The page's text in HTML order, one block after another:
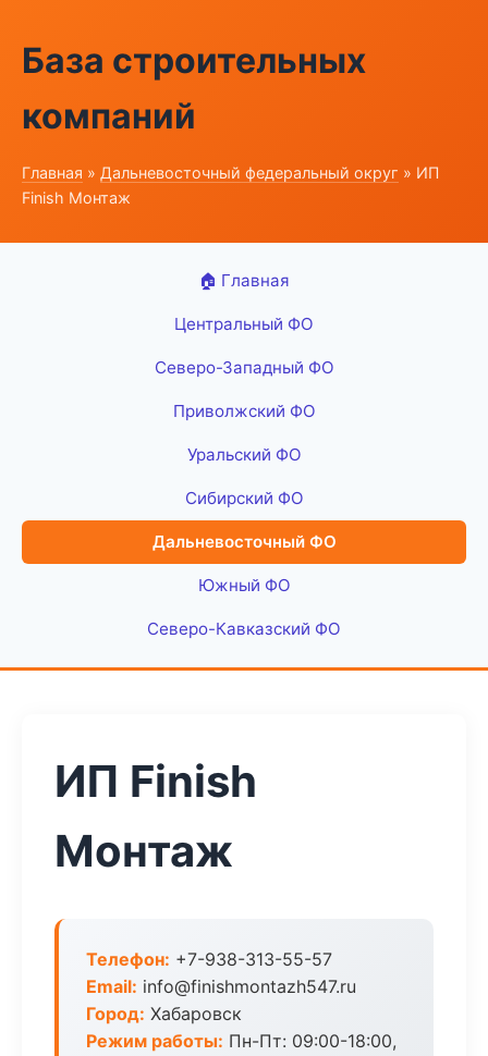
База строительных
компаний
Главная » Дальневосточный федеральный округ » ИП
Finish Монтаж
🏠 Главная
Центральный ФО
Северо-Западный ФО
Приволжский ФО
Уральский ФО
Сибирский ФО
Дальневосточный ФО
Южный ФО
Северо-Кавказский ФО
ИП Finish
Монтаж
Телефон: +7-938-313-55-57
Email: info@finishmontazh547.ru
Город: Хабаровск
Режим работы: Пн-Пт: 09:00-18:00,